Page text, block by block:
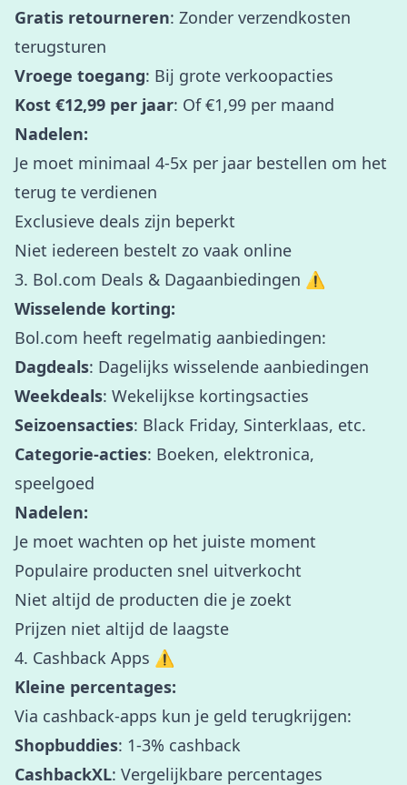
Gratis retourneren: Zonder verzendkosten
terugsturen
Vroege toegang: Bij grote verkoopacties
Kost €12,99 per jaar: Of €1,99 per maand
Nadelen:
Je moet minimaal 4-5x per jaar bestellen om het
terug te verdienen
Exclusieve deals zijn beperkt
Niet iedereen bestelt zo vaak online
3. Bol.com Deals & Dagaanbiedingen ⚠️
Wisselende korting:
Bol.com heeft regelmatig aanbiedingen:
Dagdeals: Dagelijks wisselende aanbiedingen
Weekdeals: Wekelijkse kortingsacties
Seizoensacties: Black Friday, Sinterklaas, etc.
Categorie-acties: Boeken, elektronica,
speelgoed
Nadelen:
Je moet wachten op het juiste moment
Populaire producten snel uitverkocht
Niet altijd de producten die je zoekt
Prijzen niet altijd de laagste
4. Cashback Apps ⚠️
Kleine percentages:
Via cashback-apps kun je geld terugkrijgen:
Shopbuddies: 1-3% cashback
CashbackXL: Vergelijkbare percentages